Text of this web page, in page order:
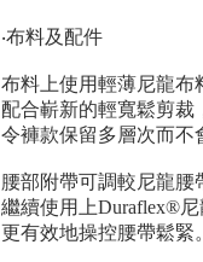
‧布料及配件
布料上使用輕薄尼龍布
配合嶄新的輕寬鬆剪裁
令褲款保留多層次而不
腰部附帶可調較尼龍腰
繼續使用上Duraflex®尼
更有效地操控腰帶鬆緊。